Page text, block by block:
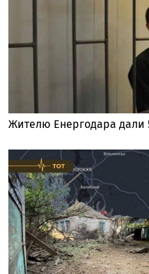
Жителю Енергодара дали